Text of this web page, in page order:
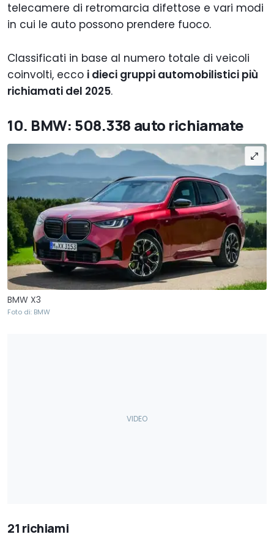
telecamere di retromarcia difettose e vari modi
in cui le auto possono prendere fuoco.
Classificati in base al numero totale di veicoli
coinvolti, ecco i dieci gruppi automobilistici più
richiamati del 2025.
10. BMW: 508.338 auto richiamate
BMW X3
Foto di: BMW
21 richiami